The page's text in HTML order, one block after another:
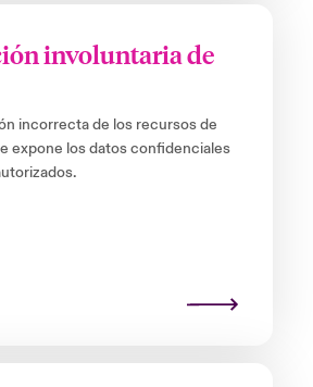
involuntaria de
incorrecta de los recursos de
expone los datos confidenciales